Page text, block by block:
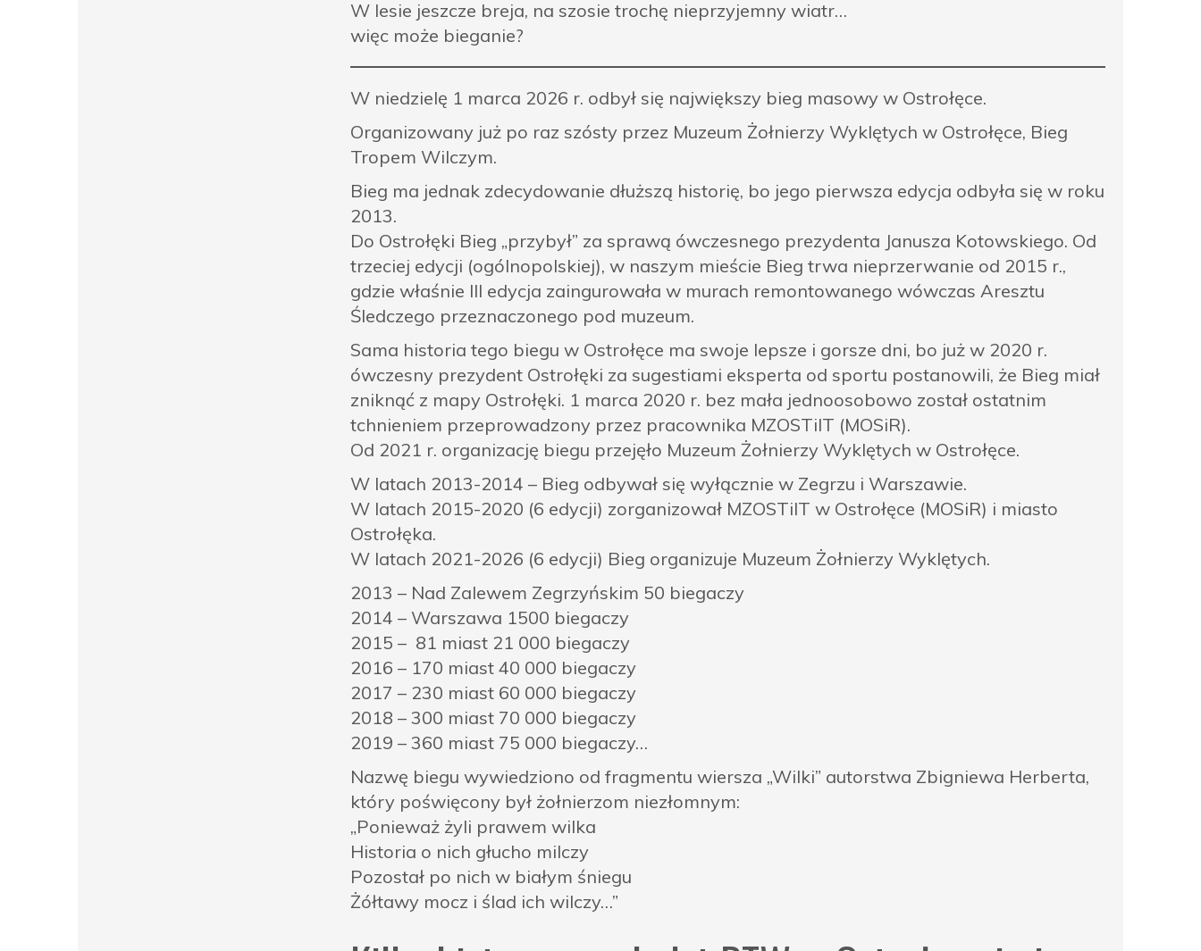
W lesie jeszcze breja, na szosie trochę nieprzyjemny wiatr…
więc może bieganie?
W niedzielę 1 marca 2026 r. odbył się największy bieg masowy w Ostrołęce.
Organizowany już po raz szósty przez Muzeum Żołnierzy Wyklętych w Ostrołęce, Bieg
Tropem Wilczym.
Bieg ma jednak zdecydowanie dłuższą historię, bo jego pierwsza edycja odbyła się w roku
2013.
Do Ostrołęki Bieg „przybył” za sprawą ówczesnego prezydenta Janusza Kotowskiego. Od
trzeciej edycji (ogólnopolskiej), w naszym mieście Bieg trwa nieprzerwanie od 2015 r.,
gdzie właśnie III edycja zaingurowała w murach remontowanego wówczas Aresztu
Śledczego przeznaczonego pod muzeum.
Sama historia tego biegu w Ostrołęce ma swoje lepsze i gorsze dni, bo już w 2020 r.
ówczesny prezydent Ostrołęki za sugestiami eksperta od sportu postanowili, że Bieg miał
zniknąć z mapy Ostrołęki. 1 marca 2020 r. bez mała jednoosobowo został ostatnim
tchnieniem przeprowadzony przez pracownika MZOSTiIT (MOSiR).
Od 2021 r. organizację biegu przejęło Muzeum Żołnierzy Wyklętych w Ostrołęce.
W latach 2013-2014 – Bieg odbywał się wyłącznie w Zegrzu i Warszawie.
W latach 2015-2020 (6 edycji) zorganizował MZOSTiIT w Ostrołęce (MOSiR) i miasto
Ostrołęka.
W latach 2021-2026 (6 edycji) Bieg organizuje Muzeum Żołnierzy Wyklętych.
2013 – Nad Zalewem Zegrzyńskim 50 biegaczy
2014 – Warszawa 1500 biegaczy
2015 – 81 miast 21 000 biegaczy
2016 – 170 miast 40 000 biegaczy
2017 – 230 miast 60 000 biegaczy
2018 – 300 miast 70 000 biegaczy
2019 – 360 miast 75 000 biegaczy…
Nazwę biegu wywiedziono od fragmentu wiersza „Wilki” autorstwa Zbigniewa Herberta,
który poświęcony był żołnierzom niezłomnym:
„Ponieważ żyli prawem wilka
Historia o nich głucho milczy
Pozostał po nich w białym śniegu
Żółtawy mocz i ślad ich wilczy…”